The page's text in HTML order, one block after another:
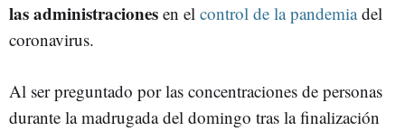
las administraciones en el control de la pandemiadel
coronavirus.
Al ser preguntado por las concentraciones de personas
durante la madrugada del domingo tras la finalización